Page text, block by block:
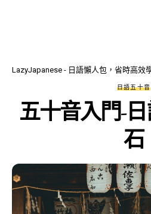
LazyJapanese - 日語懶人包，省時高效
日語五十音
五十音入門-
石